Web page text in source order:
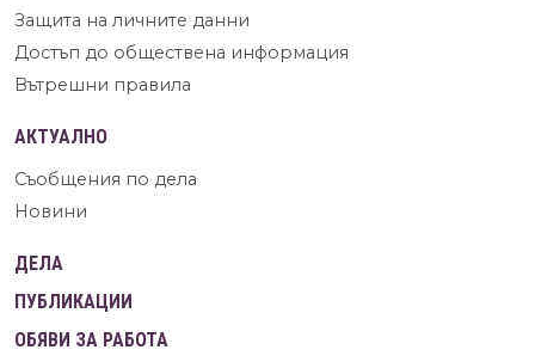
Защита на личните данни
Достъп до обществена информация
Вътрешни правила
АКТУАЛНО
Съобщения по дела
Новини
ДЕЛА
ПУБЛИКАЦИИ
ОБЯВИ ЗА РАБОТА